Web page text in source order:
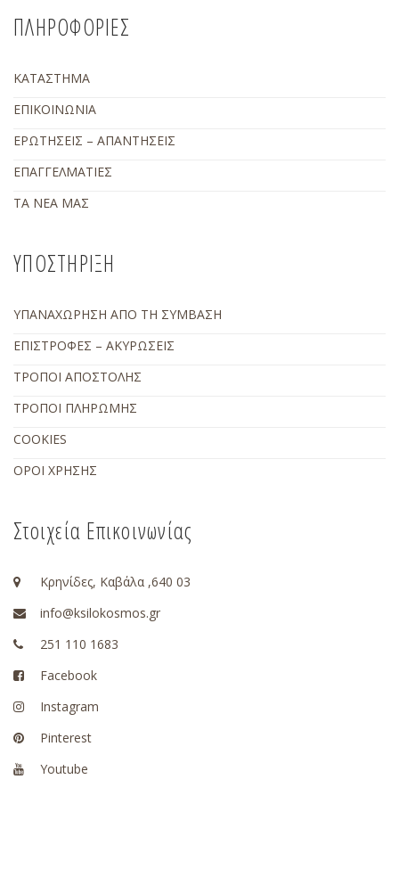
ΠΛΗΡΟΦΟΡΙΕΣ
ΚΑΤΑΣΤΗΜΑ
ΕΠΙΚΟΙΝΩΝΙΑ
ΕΡΩΤΗΣΕΙΣ – ΑΠΑΝΤΗΣΕΙΣ
ΕΠΑΓΓΕΛΜΑΤΙΕΣ
ΤΑ ΝΕΑ ΜΑΣ
ΥΠΟΣΤΗΡΙΞΗ
ΥΠΑΝΑΧΩΡΗΣΗ ΑΠΟ ΤΗ ΣΥΜΒΑΣΗ
ΕΠΙΣΤΡΟΦΕΣ – ΑΚΥΡΩΣΕΙΣ
ΤΡΟΠΟΙ ΑΠΟΣΤΟΛΗΣ
ΤΡΟΠΟΙ ΠΛΗΡΩΜΗΣ
COOKIES
ΟΡΟΙ ΧΡΗΣΗΣ
Στοιχεία Επικοινωνίας
Κρηνίδες, Καβάλα ,640 03
info@ksilokosmos.gr
251 110 1683
Facebook
Instagram
Pinterest
Youtube